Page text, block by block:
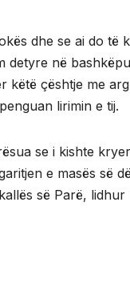
dhe se ai do
në
këtë çështje me
lirimin e tij.
se i kishte
e masës së
së Parë,